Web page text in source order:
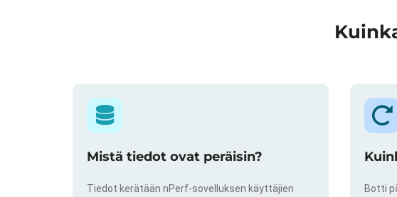
Mistä tiedot ovat peräisin?
Tiedot kerätään nPerf-sovelluksen käyttäjien
Botti